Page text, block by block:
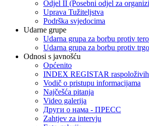
Odjel II (Posebni odjel za
Uprava Tužiteljstva
Podrška svjedocima
Udarne grupe
Udarna grupa za borbu protiv
Udarna grupa za borbu protiv
Odnosi s javnošću
Općenito
INDEX REGISTAR
Vodič o pristupu informacijama
Najčešća pitanja
Video galerija
Други о нама - ПРЕСC
Zahtjev za intervju